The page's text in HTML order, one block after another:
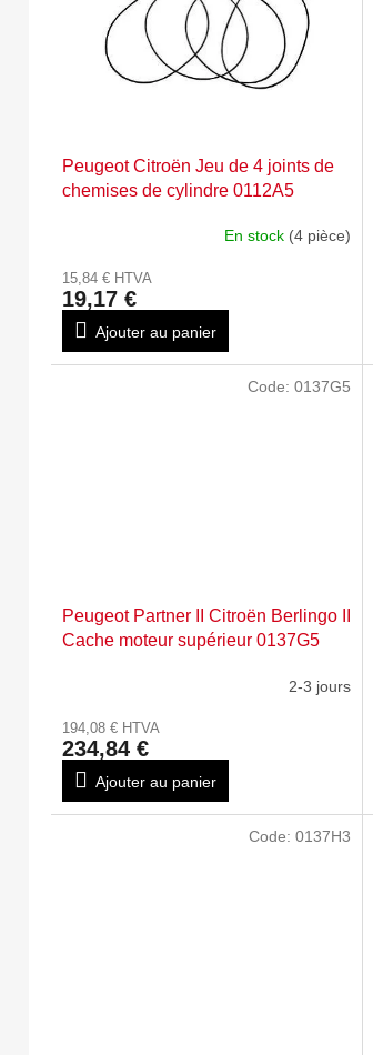
Peugeot Citroën Jeu de 4 joints de
chemises de cylindre 0112A5
En stock (4 pièce)
15,84 € HTVA
19,17 €
Ajouter au panier
Peugeot Partner II Citroën Berlingo II
Cache moteur supérieur 0137G5
2-3 jours
194,08 € HTVA
234,84 €
Ajouter au panier
Code: 0137G5
Code: 0137H3